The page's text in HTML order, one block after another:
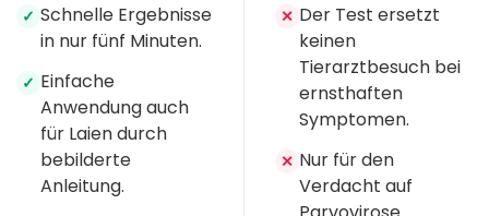
✓ Schnelle Ergebnisse
in nur fünf Minuten.
✓ Einfache
Anwendung auch
für Laien durch
bebilderte
Anleitung.
✕ Der Test ersetzt
keinen
Tierarztbesuch bei
ernsthaften
Symptomen.
✕ Nur für den
Verdacht auf